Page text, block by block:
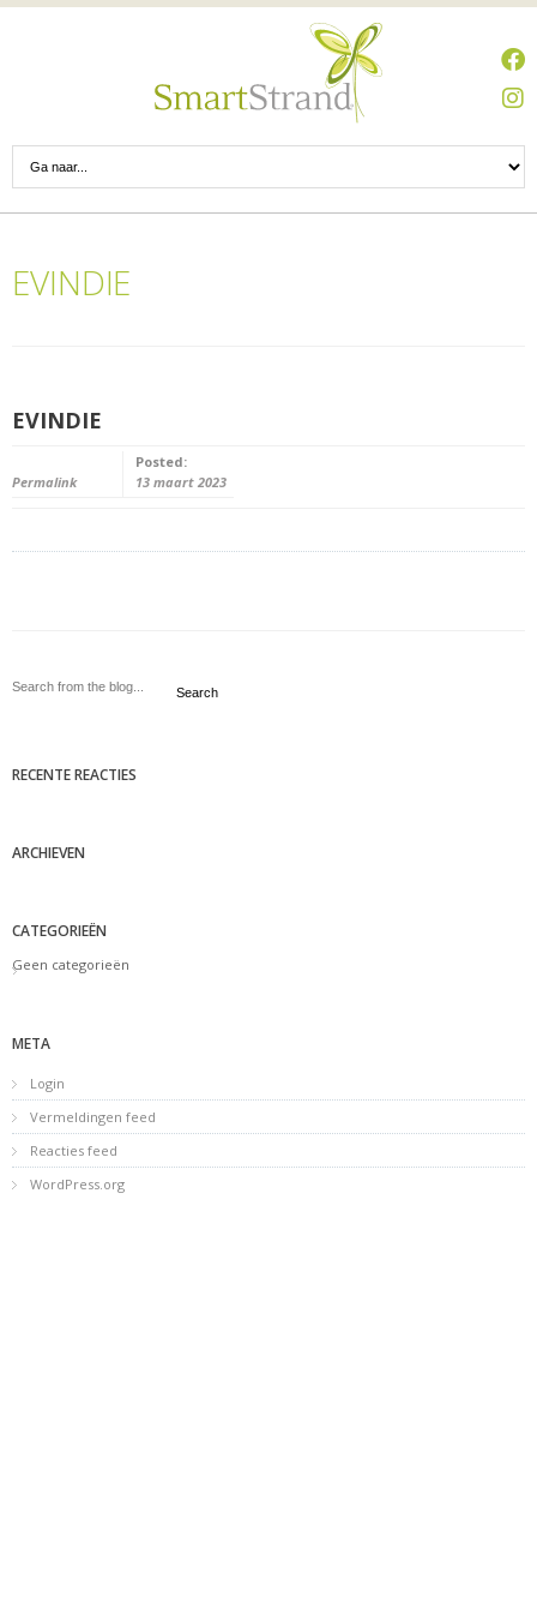
EVINDIE
EVINDIE
Permalink
Posted:
13 maart 2023
Search
RECENTE REACTIES
ARCHIEVEN
CATEGORIEËN
Geen categorieën
META
Login
Vermeldingen feed
Reacties feed
WordPress.org